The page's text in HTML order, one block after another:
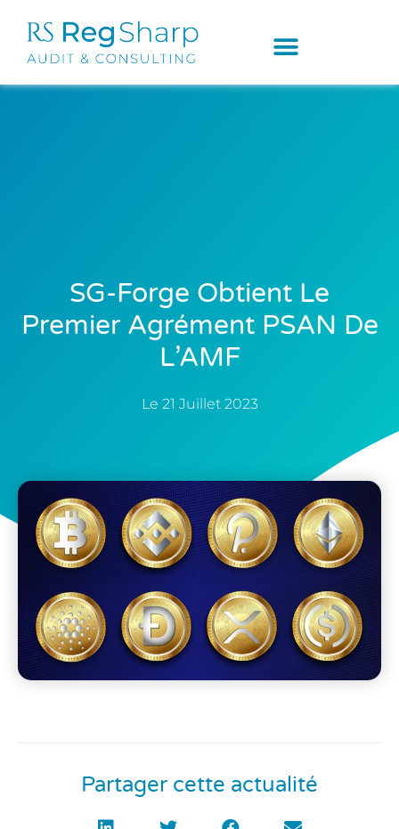
SG-Forge Obtient Le
Premier Agrément PSAN De
L’AMF
Le 21 Juillet 2023
Partager cette actualité